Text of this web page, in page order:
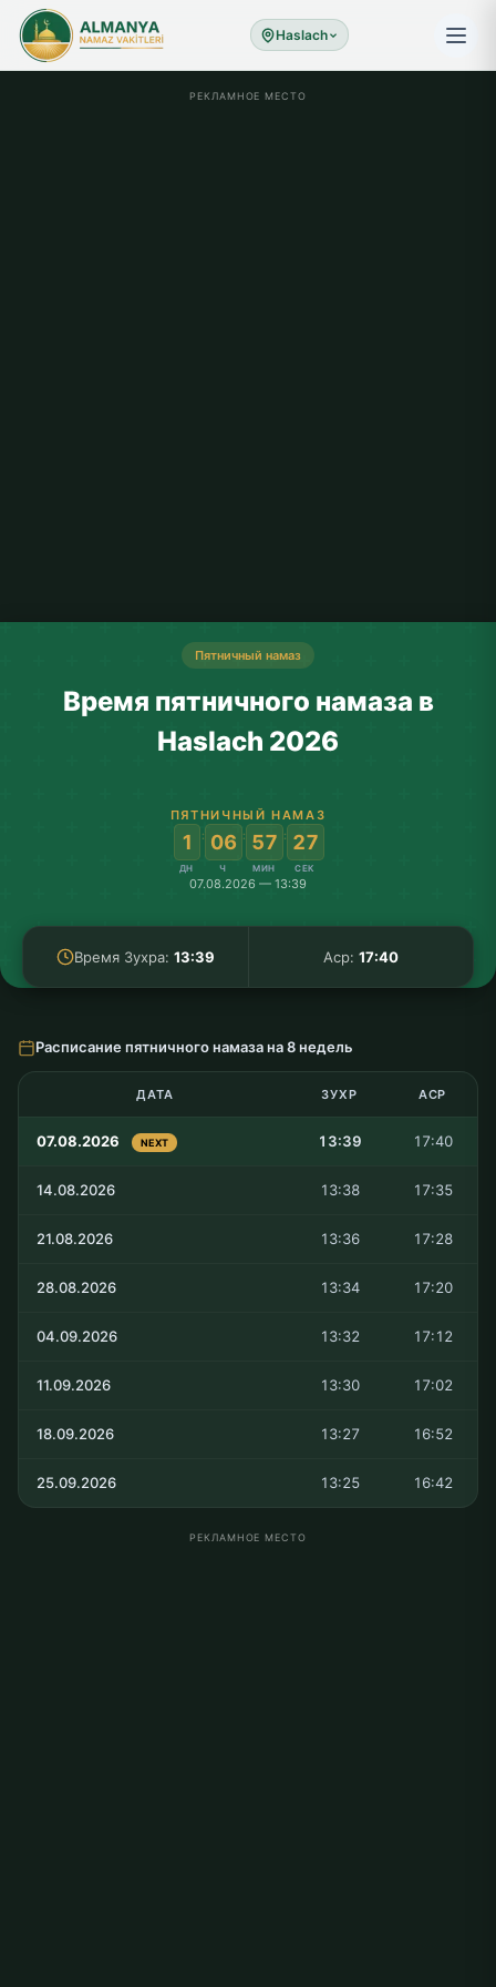
Haslach
РЕКЛАМНОЕ МЕСТО
Пятничный намаз
Время пятничного намаза в
Haslach 2026
ПЯТНИЧНЫЙ НАМАЗ
1
ДН
: 06
Ч
: 57
МИН
: 27
СЕК
07.08.2026 — 13:39
Время Зухра: 13:39 Аср: 17:40
Расписание пятничного намаза на 8 недель
ДАТА ЗУХР АСР
07.08.2026 NEXT 13:39 17:40
14.08.2026 13:38 17:35
21.08.2026 13:36 17:28
28.08.2026 13:34 17:20
04.09.2026 13:32 17:12
11.09.2026 13:30 17:02
18.09.2026 13:27 16:52
25.09.2026 13:25 16:42
РЕКЛАМНОЕ МЕСТО